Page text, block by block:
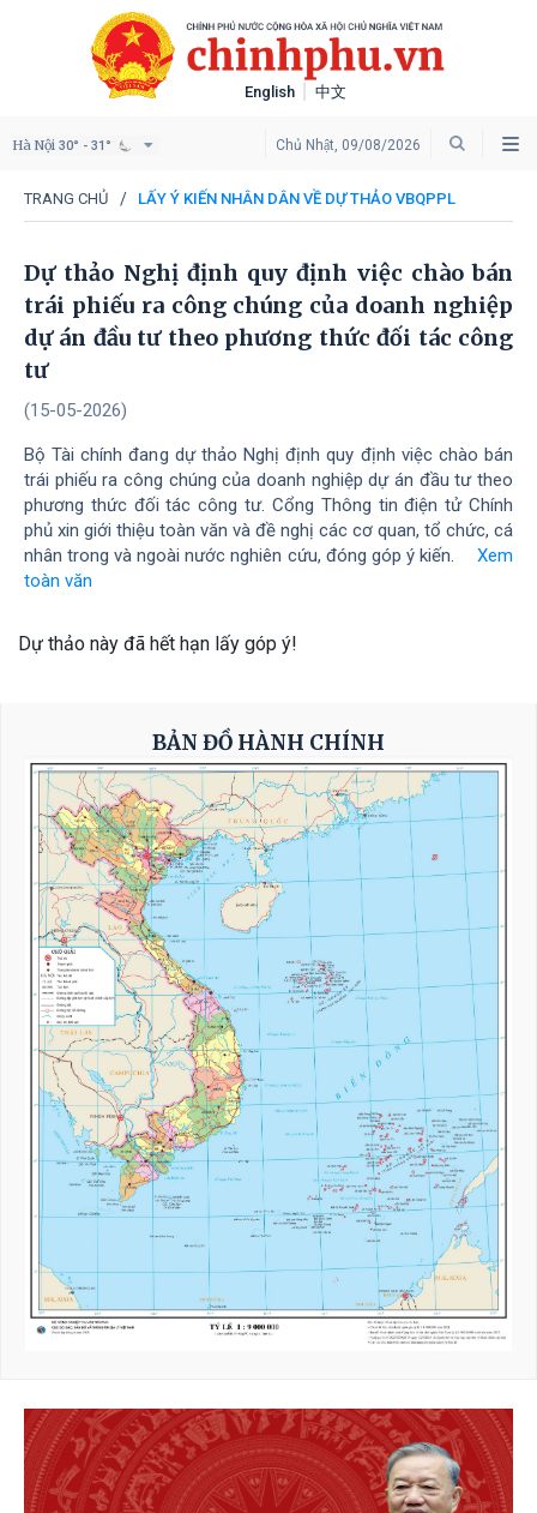
English 中文
Chủ Nhật, 09/08/2026
Hà Nội 30° - 31°
TRANG CHỦ LẤY Ý KIẾN NHÂN DÂN VỀ DỰ THẢO VBQPPL
Dự thảo Nghị định quy định việc chào bán
trái phiếu ra công chúng của doanh nghiệp
dự án đầu tư theo phương thức đối tác công
tư
(15-05-2026)
Bộ Tài chính đang dự thảo Nghị định quy định việc chào bán
trái phiếu ra công chúng của doanh nghiệp dự án đầu tư theo
phương thức đối tác công tư. Cổng Thông tin điện tử Chính
phủ xin giới thiệu toàn văn và đề nghị các cơ quan, tổ chức, cá
nhân trong và ngoài nước nghiên cứu, đóng góp ý kiến.
Xem
toàn văn
Dự thảo này đã hết hạn lấy góp ý!
BẢN ĐỒ HÀNH CHÍNH